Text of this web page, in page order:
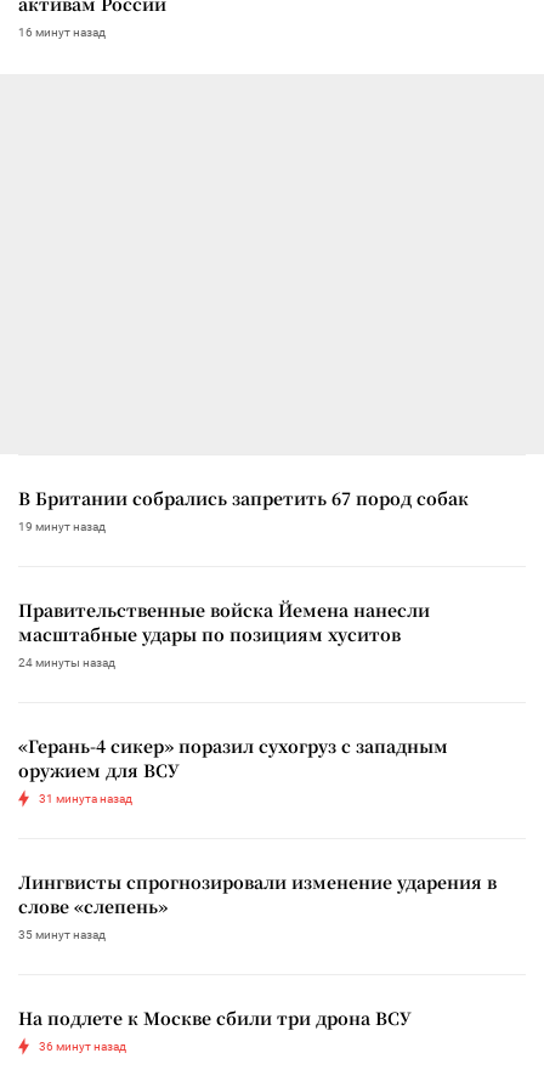
16 минут назад
В Британии собрались запретить 67 пород собак
19 минут назад
Правительственные войска Йемена нанесли
масштабные удары по позициям хуситов
24 минуты назад
«Герань-4 сикер» поразил сухогруз с западным
оружием для ВСУ
31 минута назад
Лингвисты спрогнозировали изменение ударения в
слове «слепень»
35 минут назад
На подлете к Москве сбили три дрона ВСУ
36 минут назад